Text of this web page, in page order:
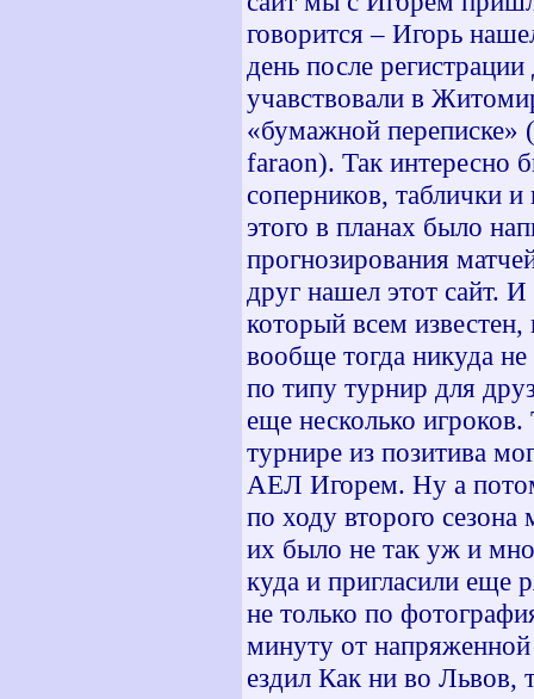
говорится – Игорь
день после
учавствовали в
«бумажной
faraon). Так интересно
соперников, таблички
этого в планах было
прогнозирования
друг нашел этот сайт.
который всем
вообще тогда никуда
по типу турнир для
еще несколько
турнире из позитива
АЕЛ Игорем. Ну а
по ходу второго
их было не так уж и
куда и пригласили еще
не только по
минуту от
ездил Как ни во Львов,